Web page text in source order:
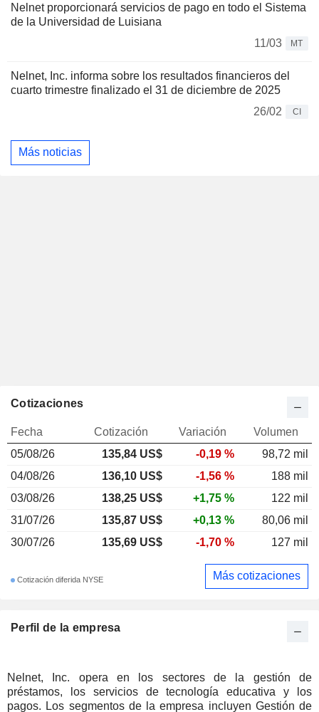
Nelnet proporcionará servicios de pago en todo el Sistema
de la Universidad de Luisiana
11/03
MT
Nelnet, Inc. informa sobre los resultados financieros del
cuarto trimestre finalizado el 31 de diciembre de 2025
26/02
CI
Más noticias
Perfil de la empresa
Nelnet, Inc. opera en los sectores de la gestión de
préstamos, los servicios de tecnología educativa y los
pagos. Los segmentos de la empresa incluyen Gestión de
Cotizaciones
Fecha Cotización Variación
Volumen
05/08/26
135,84 US$ -0,19 %
98,72 mil
04/08/26
136,10 US$ -1,56 %
188 mil
03/08/26
138,25 US$ +1,75 %
122 mil
31/07/26
135,87 US$ +0,13 %
80,06 mil
30/07/26
135,69 US$ -1,70 % 127 mil
Cotización diferida NYSE Más cotizaciones